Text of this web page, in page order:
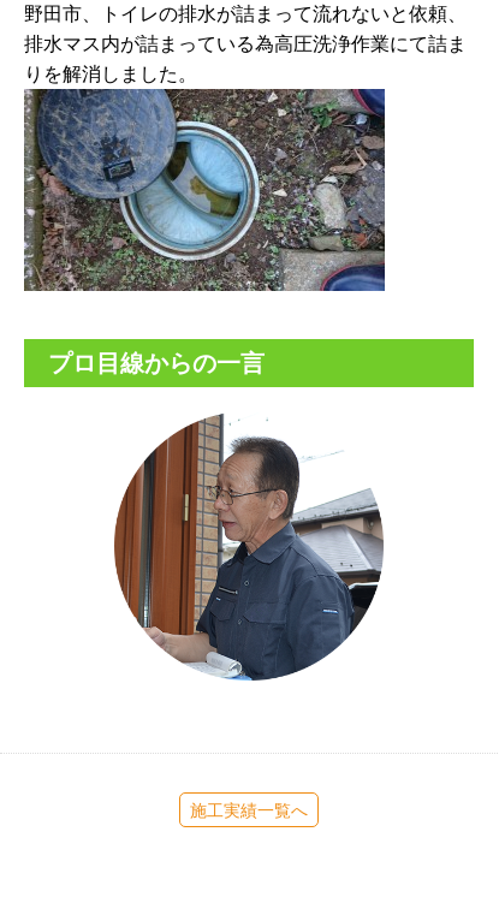
野田市、トイレの排水が詰まって流れないと依頼、
排水マス内が詰まっている為高圧洗浄作業にて詰ま
りを解消しました。
プロ目線からの一言
施工実績一覧へ